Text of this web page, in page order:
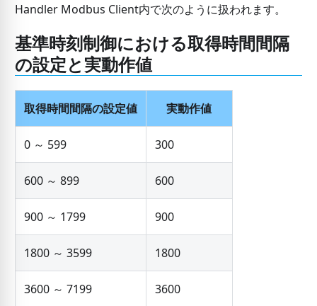
Handler Modbus Client内で次のように扱われます。
基準時刻制御における取得時間間隔
の設定と実動作値
取得時間間隔の設定値 実動作値
0 ～ 599 300
600 ～ 899 600
900 ～ 1799 900
1800 ～ 3599 1800
3600 ～ 7199 3600